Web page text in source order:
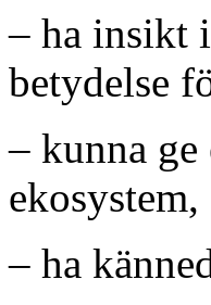
– ha insikt
betydelse
– kunna
ekosystem,
– ha